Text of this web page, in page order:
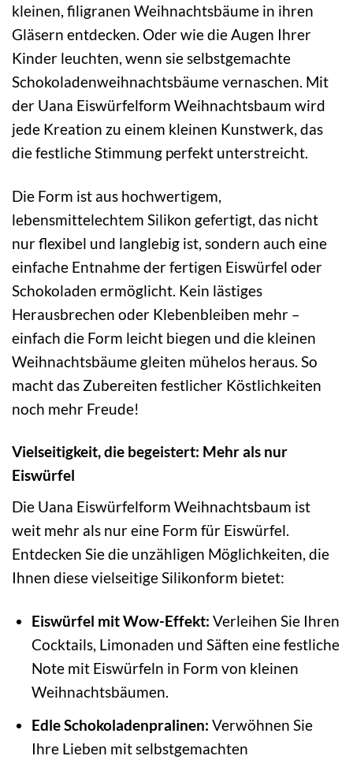
kleinen, filigranen Weihnachtsbäume in ihren
Gläsern entdecken. Oder wie die Augen Ihrer
Kinder leuchten, wenn sie selbstgemachte
Schokoladenweihnachtsbäume vernaschen. Mit
der Uana Eiswürfelform Weihnachtsbaum wird
jede Kreation zu einem kleinen Kunstwerk, das
die festliche Stimmung perfekt unterstreicht.
Die Form ist aus hochwertigem,
lebensmittelechtem Silikon gefertigt, das nicht
nur flexibel und langlebig ist, sondern auch eine
einfache Entnahme der fertigen Eiswürfel oder
Schokoladen ermöglicht. Kein lästiges
Herausbrechen oder Klebenbleiben mehr –
einfach die Form leicht biegen und die kleinen
Weihnachtsbäume gleiten mühelos heraus. So
macht das Zubereiten festlicher Köstlichkeiten
noch mehr Freude!
Vielseitigkeit, die begeistert: Mehr als nur
Eiswürfel
Die Uana Eiswürfelform Weihnachtsbaum ist
weit mehr als nur eine Form für Eiswürfel.
Entdecken Sie die unzähligen Möglichkeiten, die
Ihnen diese vielseitige Silikonform bietet:
Eiswürfel mit Wow-Effekt: Verleihen Sie Ihren
Cocktails, Limonaden und Säften eine festliche
Note mit Eiswürfeln in Form von kleinen
Weihnachtsbäumen.
Edle Schokoladenpralinen: Verwöhnen Sie
Ihre Lieben mit selbstgemachten